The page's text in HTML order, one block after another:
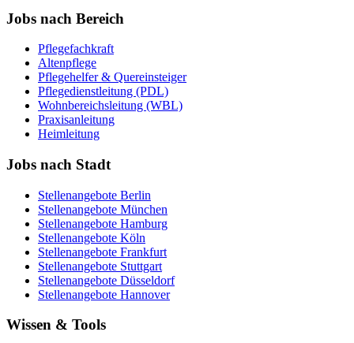
Jobs nach Bereich
Pflegefachkraft
Altenpflege
Pflegehelfer & Quereinsteiger
Pflegedienstleitung (PDL)
Wohnbereichsleitung (WBL)
Praxisanleitung
Heimleitung
Jobs nach Stadt
Stellenangebote Berlin
Stellenangebote München
Stellenangebote Hamburg
Stellenangebote Köln
Stellenangebote Frankfurt
Stellenangebote Stuttgart
Stellenangebote Düsseldorf
Stellenangebote Hannover
Wissen & Tools